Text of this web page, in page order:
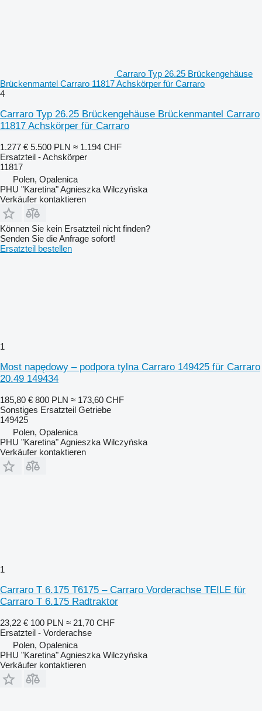
Carraro Typ 26.25 Brückengehäuse
Brückenmantel Carraro 11817 Achskörper für Carraro
4
Carraro Typ 26.25 Brückengehäuse Brückenmantel Carraro
11817 Achskörper für Carraro
1.277 € 5.500 PLN ≈ 1.194 CHF
Ersatzteil - Achskörper
11817
Polen, Opalenica
PHU "Karetina" Agnieszka Wilczyńska
Verkäufer kontaktieren
Können Sie kein Ersatzteil nicht finden?
Senden Sie die Anfrage sofort!
Ersatzteil bestellen
1
Most napędowy – podpora tylna Carraro 149425 für Carraro
20.49 149434
185,80 € 800 PLN ≈ 173,60 CHF
Sonstiges Ersatzteil Getriebe
149425
Polen, Opalenica
PHU "Karetina" Agnieszka Wilczyńska
Verkäufer kontaktieren
1
Carraro T 6.175 T6175 – Carraro Vorderachse TEILE für
Carraro T 6.175 Radtraktor
23,22 € 100 PLN ≈ 21,70 CHF
Ersatzteil - Vorderachse
Polen, Opalenica
PHU "Karetina" Agnieszka Wilczyńska
Verkäufer kontaktieren